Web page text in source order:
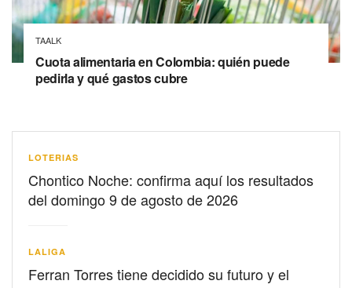
TAALK
Cuota alimentaria en Colombia: quién puede
pedirla y qué gastos cubre
LOTERIAS
Chontico Noche: confirma aquí los resultados
del domingo 9 de agosto de 2026
LALIGA
Ferran Torres tiene decidido su futuro y el